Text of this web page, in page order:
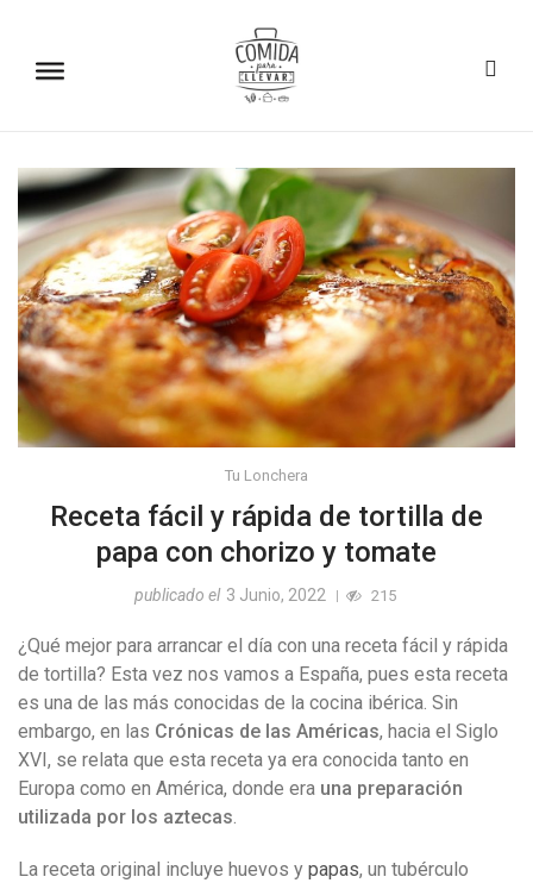
Tu Lonchera
Receta fácil y rápida de tortilla de
papa con chorizo y tomate
publicado el 3 Junio, 2022 215
¿Qué mejor para arrancar el día con una receta fácil y rápida
de tortilla? Esta vez nos vamos a España, pues esta receta
es una de las más conocidas de la cocina ibérica. Sin
embargo, en las Crónicas de las Américas, hacia el Siglo
XVI, se relata que esta receta ya era conocida tanto en
Europa como en América, donde era una preparación
utilizada por los aztecas.
La receta original incluye huevos y papas, un tubérculo